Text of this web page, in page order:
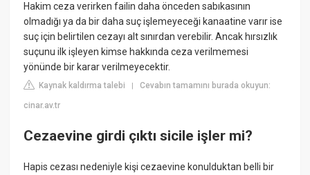
Hakim ceza verirken failin daha önceden sabıkasının
olmadığı ya da bir daha suç işlemeyeceği kanaatine varır ise
suç için belirtilen cezayı alt sınırdan verebilir. Ancak hırsızlık
suçunu ilk işleyen kimse hakkında ceza verilmemesi
yönünde bir karar verilmeyecektir.
Kaynak kaldırma talebi |Cevabın tamamını burada okuyun:
cinar.av.tr
Cezaevine girdi çıktı sicile işler mi?
Hapis cezası nedeniyle kişi cezaevine konulduktan belli bir